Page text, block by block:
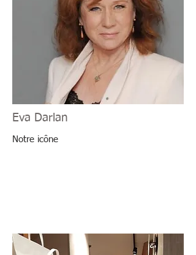
Eva Darlan
Notre icône